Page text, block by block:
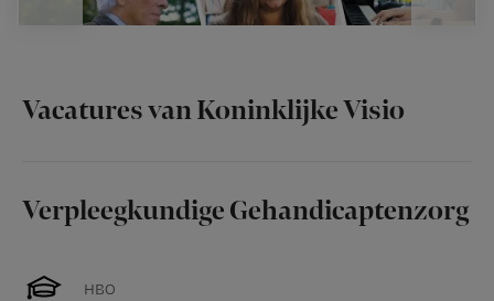
Vacatures van Koninklijke Visio
Verpleegkundige Gehandicaptenzorg
HBO